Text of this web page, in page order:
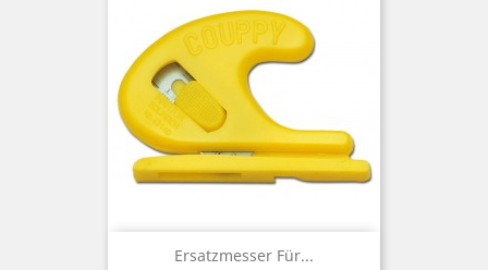
Ersatzmesser Für...